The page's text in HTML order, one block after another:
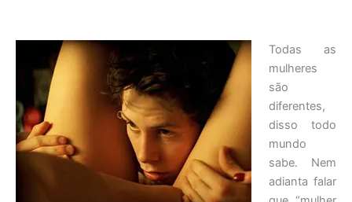
Todas as
mulheres
são
diferentes,
disso todo
mundo
sabe. Nem
adianta falar